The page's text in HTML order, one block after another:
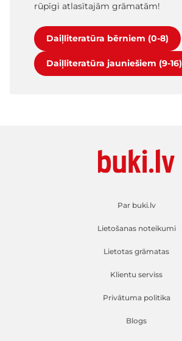
rūpīgi atlasītajām grāmatām!
Daiļliteratūra bērniem (0-8)
Daiļliteratūra jauniešiem (9-16)
Par buki.lv
Lietošanas noteikumi
Lietotas grāmatas
Klientu serviss
Privātuma politika
Blogs